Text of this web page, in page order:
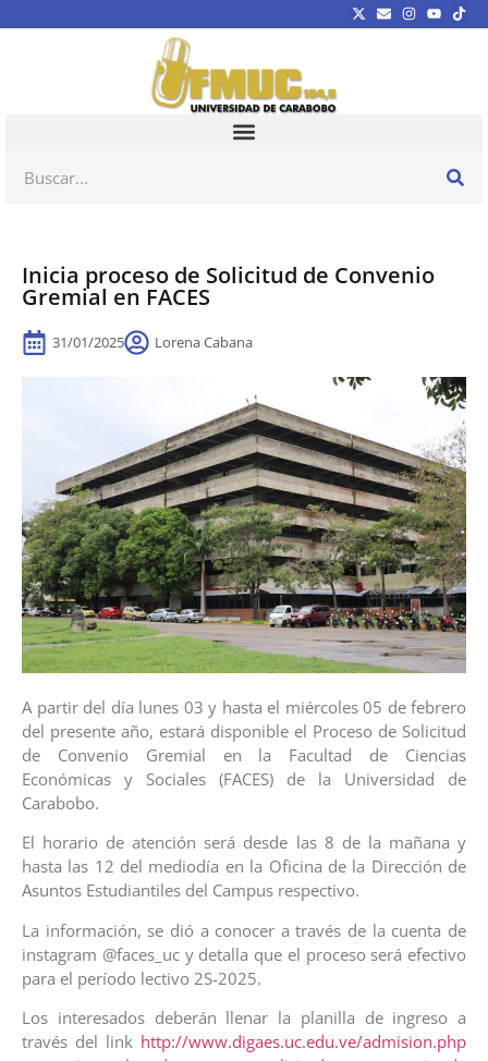
Inicia proceso de Solicitud de Convenio
Gremial en FACES
31/01/2025 Lorena Cabana
A partir del día lunes 03 y hasta el miércoles 05 de febrero
del presente año, estará disponible el Proceso de Solicitud
de Convenio Gremial en la Facultad de Ciencias
Económicas y Sociales (FACES) de la Universidad de
Carabobo.
El horario de atención será desde las 8 de la mañana y
hasta las 12 del mediodía en la Oficina de la Dirección de
Asuntos Estudiantiles del Campus respectivo.
La información, se dió a conocer a través de la cuenta de
instagram @faces_uc y detalla que el proceso será efectivo
para el período lectivo 2S-2025.
Los interesados deberán llenar la planilla de ingreso a
través del link http://www.digaes.uc.edu.ve/admision.php